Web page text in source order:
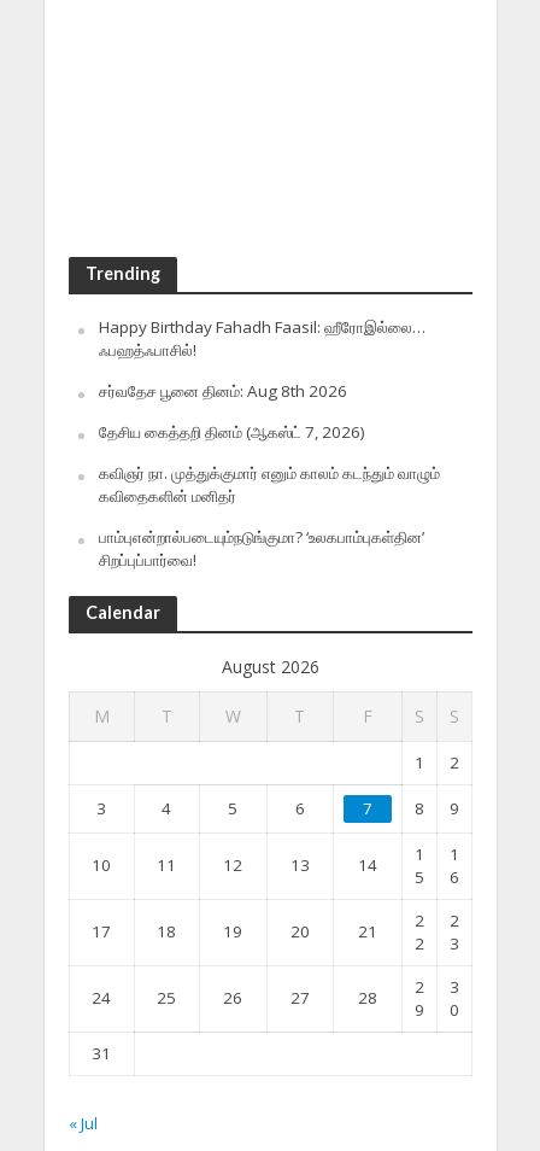
Trending
Happy Birthday Fahadh Faasil: ஹீரோஇல்லை…
ஃபஹத்ஃபாசில்!
சர்வதேச பூனை தினம்: Aug 8th 2026
தேசிய கைத்தறி தினம் (ஆகஸ்ட் 7, 2026)
கவிஞர் நா. முத்துக்குமார் எனும் காலம் கடந்தும் வாழும்
கவிதைகளின் மனிதர்
பாம்புஎன்றால்படையும்நடுங்குமா? ‘உலகபாம்புகள்தின’
சிறப்புப்பார்வை!
Calendar
August 2026
M T W T F S S
1 2
3 4 5 6 7 8 9
10 11 12 13 14
1
5
1
6
17 18 19 20 21
2
2
2
3
24 25 26 27 28
2
9
3
0
31
« Jul